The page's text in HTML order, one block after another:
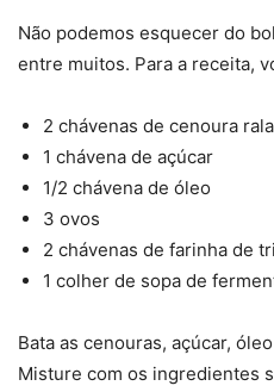
Não podemos esquecer do
entre muitos. Para a receita,
2 chávenas de cenoura
1 chávena de açúcar
1/2 chávena de óleo
3 ovos
2 chávenas de farinha de
1 colher de sopa de
Bata as cenouras, açúcar,
Misture com os ingredientes